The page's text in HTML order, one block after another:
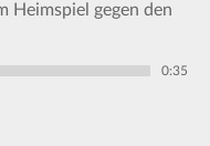
Heimspiel gegen den
0:35